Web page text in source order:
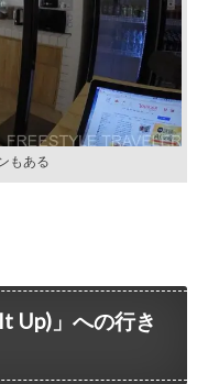
もある
Up)」への行き